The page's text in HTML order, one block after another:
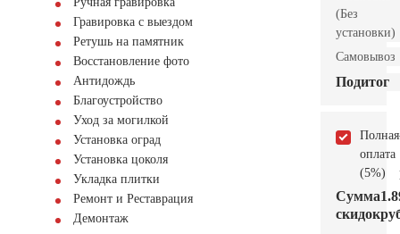
Гравировка с выездом
Ретушь на памятник
Восстановление фото
Антидождь
Благоустройство
Уход за могилкой
Установка оград
Установка цоколя
Укладка плитки
Ремонт и Реставрация
Демонтаж
(Без
установки)
Самовывоз
Подитог
Полная
оплата
(5%)
Сумма
скидок